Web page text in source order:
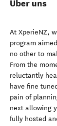
Über uns
At XperieNZ,
program
no other to
From the
reluctantly
have fine
pain of
next allowing
fully hosted